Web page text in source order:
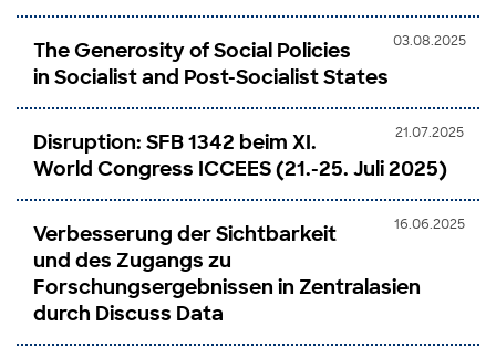
03.08.2025
The Generosity of Social Policies
in Socialist and Post-Socialist States
21.07.2025
Disruption: SFB 1342 beim XI.
World Congress ICCEES (21.-25. Juli 2025)
16.06.2025
Verbesserung der Sichtbarkeit
und des Zugangs zu
Forschungsergebnissen in Zentralasien
durch Discuss Data